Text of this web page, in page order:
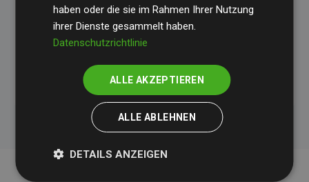
Initiative Websites, die Klimaprojekte unterstützen
haben oder die sie im Rahmen Ihrer Nutzung
ihrer Dienste gesammelt haben.
Datenschutzrichtlinie
ALLE AKZEPTIEREN
ALLE ABLEHNEN
DETAILS ANZEIGEN